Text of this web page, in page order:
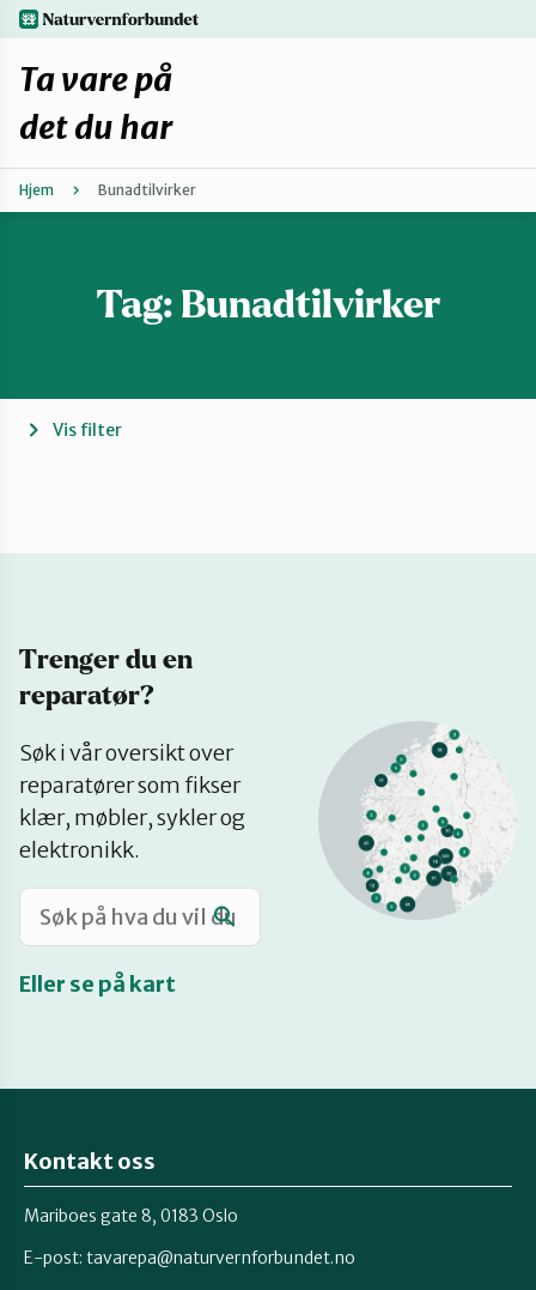
Hopp
til
hovedinnhold
Fiksetips
Forbehold
Mitt navn
Møt reparatørene
Om oss
Retten til reparasjon
naturvernforbundet.no
Ta vare på
det du har
Hjem Bunadtilvirker
Tag: Bunadtilvirker
Vis filter
Trenger du en
reparatør?
Søk i vår oversikt over
reparatører som fikser
klær, møbler, sykler og
elektronikk.
Eller se på kart
på
kart
Kontakt oss
Mariboes gate 8, 0183 Oslo
E-post: tavarepa@naturvernforbundet.no